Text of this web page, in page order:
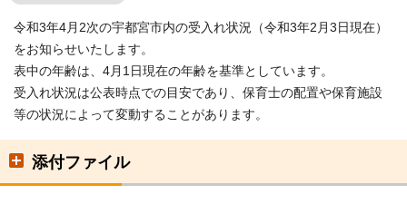
令和3年4月2次の宇都宮市内の受入れ状況（令和3年2月3日現在）
をお知らせいたします。
表中の年齢は、4月1日現在の年齢を基準としています。
受入れ状況は公表時点での目安であり、保育士の配置や保育施設
等の状況によって変動することがあります。
添付ファイル